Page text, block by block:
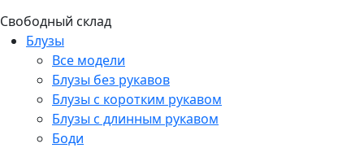
Свободный склад
Блузы
Все модели
Блузы без рукавов
Блузы с коротким рукавом
Блузы с длинным рукавом
Боди